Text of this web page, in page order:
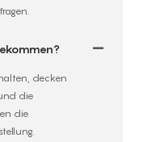
decken
die
die